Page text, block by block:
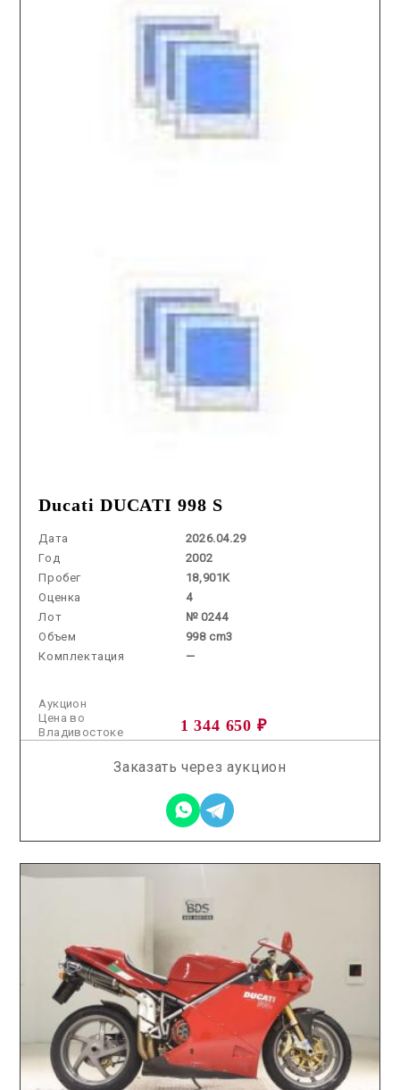
Ducati DUCATI 998 S
Дата
2026.04.29
Год
2002
Пробег
18,901K
Оценка
4
Лот
№ 0244
Объем
998 cm3
Комплектация
—
Аукцион
1 344 650 ₽
Цена во
Владивостоке
Заказать через аукцион